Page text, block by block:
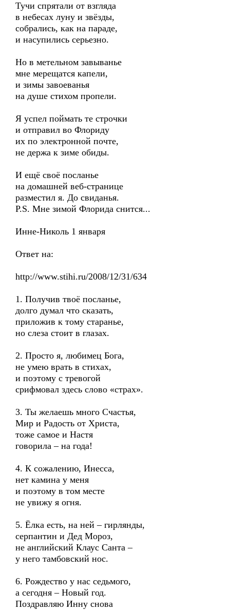
Тучи спрятали от взгляда
в небесах луну и звёзды,
собрались, как на параде,
и насупились серьезно.
Но в метельном завыванье
мне мерещатся капели,
и зимы завоеванья
на душе стихом пропели.
Я успел поймать те строчки
и отправил во Флориду
их по электронной почте,
не держа к зиме обиды.
И ещё своё посланье
на домашней веб-странице
разместил я. До свиданья.
P.S. Мне зимой Флорида снится...
Инне-Николь 1 января
Ответ на:
http://www.stihi.ru/2008/12/31/634
1. Получив твоё посланье,
долго думал что сказать,
приложив к тому старанье,
но слеза стоит в глазах.
2. Просто я, любимец Бога,
не умею врать в стихах,
и поэтому с тревогой
срифмовал здесь слово «страх».
3. Ты желаешь много Счастья,
Мир и Радость от Христа,
тоже самое и Настя
говорила – на года!
4. К сожалению, Инесса,
нет камина у меня
и поэтому в том месте
не увижу я огня.
5. Ёлка есть, на ней – гирлянды,
серпантин и Дед Мороз,
не английский Клаус Санта –
у него тамбовский нос.
6. Рождество у нас седьмого,
а сегодня – Новый год.
Поздравляю Инну снова